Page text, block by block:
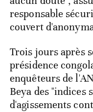
responsable
couvert
Trois jours après
présidence
enquêteurs de
Beya des "indices
d'agissements